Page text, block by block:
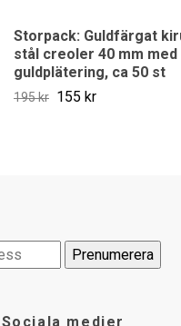
Storpack: Guldfärgat
stål creoler 40 mm med
guldplätering, ca 50 st
195 kr 155 kr
Sociala medier